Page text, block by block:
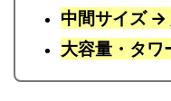
中間サイズ →
大容量・タワ